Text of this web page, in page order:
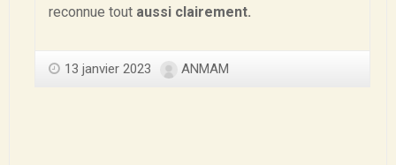
reconnue tout aussi clairement.
13 janvier 2023 ANMAM